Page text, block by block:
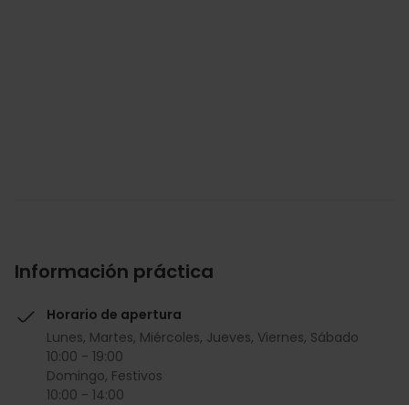
Información práctica
Horario de apertura
Lunes, Martes, Miércoles, Jueves, Viernes, Sábado
10:00 - 19:00
Domingo, Festivos
10:00 - 14:00